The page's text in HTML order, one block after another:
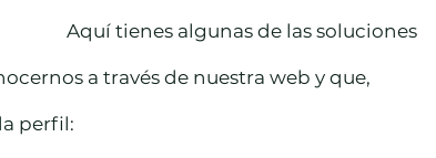
Aquí tienes algunas de las soluciones
a través de nuestra web y que,
perfil: